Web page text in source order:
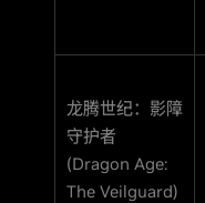
龙腾世纪：影障
守护者
(Dragon Age:
The Veilguard)